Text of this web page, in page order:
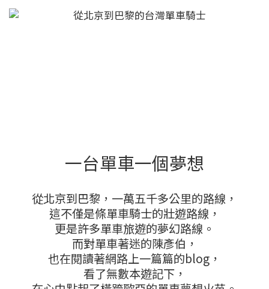
一台單車一個夢想
從北京到巴黎，一萬五千多公里的路線，
這不僅是條單車騎士的壯遊路線，
更是許多單車旅遊的夢幻路線。
而對單車著迷的陳彥伯，
也在閱讀著網路上一篇篇的blog，
看了無數本遊記下，